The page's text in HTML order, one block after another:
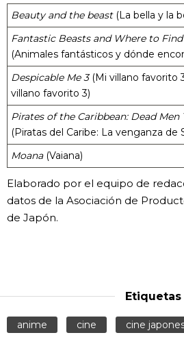
Beauty and the beast(La bella y la
Fantastic Beasts and Where to
(Animales fantásticos y dónde
Despicable Me 3(Mi villano favorito
villano favorito 3)
Pirates of the Caribbean: Dead Men
(Piratas del Caribe: La venganza de
Moana(Vaiana)
Elaborado por el equipo de
datos de la Asociación de
de Japón.
Etiquetas
anime cine cine